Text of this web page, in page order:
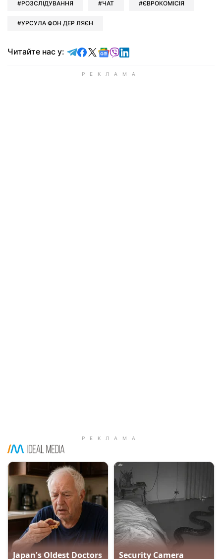
РОЗСЛІДУВАННЯ ЧАТ ЄВРОКОМІСІЯ
УРСУЛА ФОН ДЕР ЛЯЄН
Читайте нас у: Читайте у Telegram
Читайте у Facebook
Читайте у X
Читайте у Google news
Читайте у Viber
Читайте у LinkedIn